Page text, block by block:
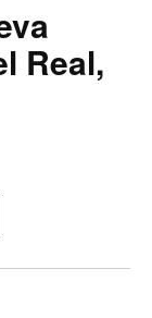
Real,